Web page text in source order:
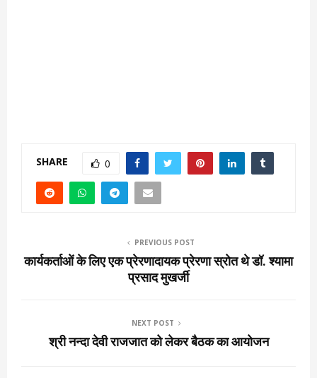
SHARE 0
PREVIOUS POST
कार्यकर्ताओं के लिए एक प्रेरणादायक प्रेरणा स्रोत थे डॉ. श्यामा
प्रसाद मुखर्जी
NEXT POST
श्री नन्दा देवी राजजात को लेकर बैठक का आयोजन